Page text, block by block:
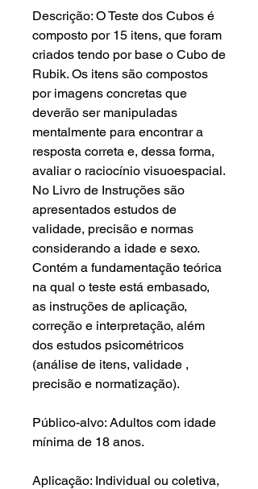
Descrição: O Teste dos Cubos é
composto por 15 itens, que foram
criados tendo por base o Cubo de
Rubik. Os itens são compostos
por imagens concretas que
deverão ser manipuladas
mentalmente para encontrar a
resposta correta e, dessa forma,
avaliar o raciocínio visuoespacial.
No Livro de Instruções são
apresentados estudos de
validade, precisão e normas
considerando a idade e sexo.
Contém a fundamentação teórica
na qual o teste está embasado,
as instruções de aplicação,
correção e interpretação, além
dos estudos psicométricos
(análise de itens, validade ,
precisão e normatização).
Público-alvo: Adultos com idade
mínima de 18 anos.
Aplicação: Individual ou coletiva,